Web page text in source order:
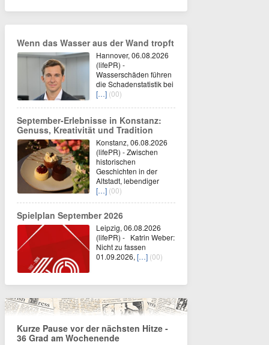
Wenn das Wasser aus der Wand tropft
Hannover, 06.08.2026
(lifePR) -
Wasserschäden führen
die Schadenstatistik bei
[…] (00)
September-Erlebnisse in Konstanz:
Genuss, Kreativität und Tradition
Konstanz, 06.08.2026
(lifePR) - Zwischen
historischen
Geschichten in der
Altstadt, lebendiger
[…] (00)
Spielplan September 2026
Leipzig, 06.08.2026
(lifePR) - Katrin Weber:
Nicht zu fassen
01.09.2026, […] (00)
Kurze Pause vor der nächsten Hitze -
36 Grad am Wochenende